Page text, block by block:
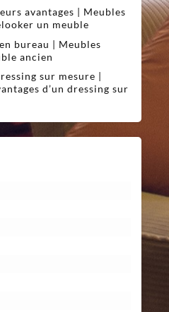
avantages | Meubles
un meuble
bureau | Meubles
ancien
sur mesure |
d’un dressing sur